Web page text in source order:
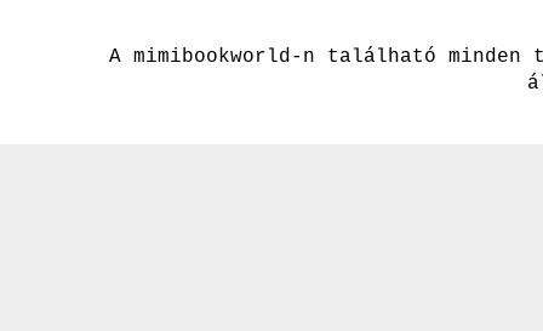
A mimibookworld-n található